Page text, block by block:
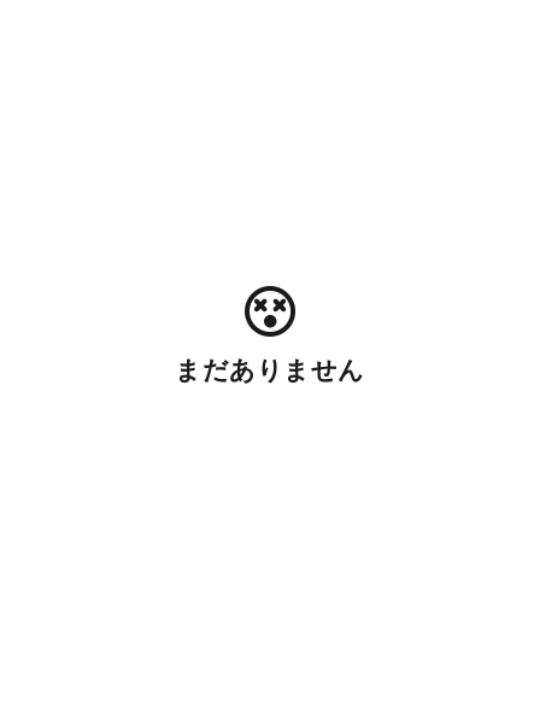
まだありません